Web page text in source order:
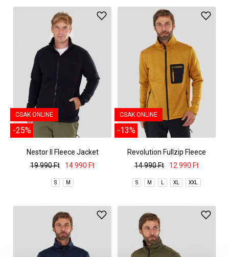
CSAK ONLINE
-25%
Nestor II Fleece Jacket
19 990 Ft
14 990 Ft
S M
CSAK ONLINE
-13%
Revolution Fullzip Fleece
14 990 Ft
12 990 Ft
S M L XL XXL